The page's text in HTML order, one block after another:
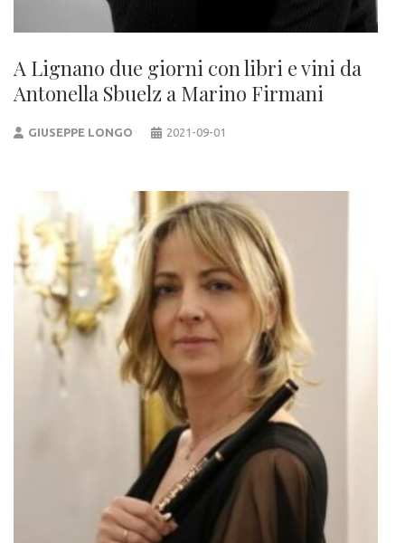
A Lignano due giorni con libri e vini da
Antonella Sbuelz a Marino Firmani
GIUSEPPE LONGO 2021-09-01